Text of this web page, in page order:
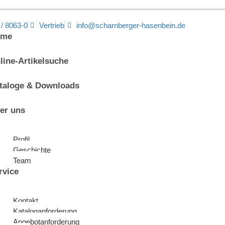
8063-0 Vertrieb info@scharnberger-hasenbein.de
Artikelsuche
& Downloads
uns
Profil
Geschichte
Team
Kontakt
Kataloganforderung
Angebotanforderung